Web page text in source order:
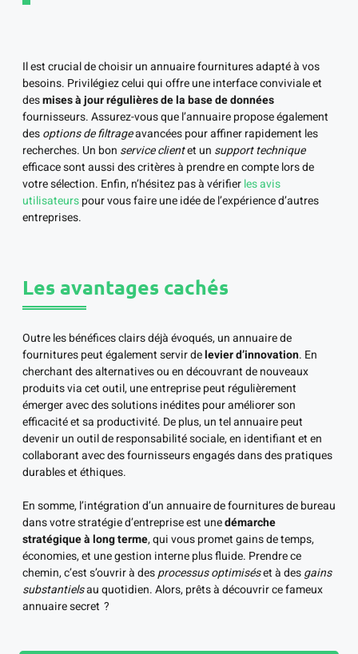
Il est crucial de choisir un annuaire fournitures adapté à vos
besoins. Privilégiez celui qui offre une interface conviviale et
desmises à jour régulières de la base de données
fournisseurs. Assurez-vous que l’annuaire propose également
desoptions de filtrageavancées pour affiner rapidement les
recherches. Un bon service clientet un support technique
efficace sont aussi des critères à prendre en compte lors de
votre sélection. Enfin, n’hésitez pas à vérifierles avis
utilisateurspour vous faire une idée de l’expérience d’autres
entreprises.
Les avantages cachés
Outre les bénéfices clairs déjà évoqués, un annuaire de
fournitures peut également servir delevier d’innovation. En
cherchant des alternatives ou en découvrant de nouveaux
produits via cet outil, une entreprise peut régulièrement
émerger avec des solutions inédites pour améliorer son
efficacité et sa productivité. De plus, un tel annuaire peut
devenir un outil de responsabilité sociale, en identifiant et en
collaborant avec des fournisseurs engagés dans des pratiques
durables et éthiques.
En somme, l’intégration d’un annuaire de fournitures de bureau
dans votre stratégie d’entreprise est unedémarche
stratégique à long terme, qui vous promet gains de temps,
économies, et une gestion interne plus fluide. Prendre ce
chemin, c’est s’ouvrir à desprocessus optimiséset à desgains
substantielsau quotidien. Alors, prêts à découvrir ce fameux
annuaire secret ?